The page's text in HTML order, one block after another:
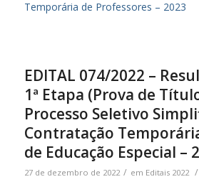
Temporária de Professores – 2023
EDITAL 074/2022 –
1ª Etapa (Prova de
Processo Seletivo
Contratação
de Educação Especial –
27 de dezembro de 2022 / em Editais 2022 /